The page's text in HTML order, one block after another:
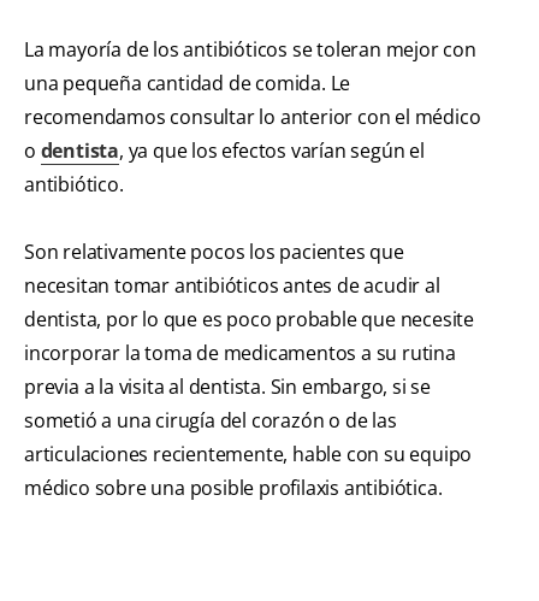
La mayoría de los antibióticos se toleran mejor con
una pequeña cantidad de comida. Le
recomendamos consultar lo anterior con el médico
o dentista, ya que los efectos varían según el
antibiótico.
Son relativamente pocos los pacientes que
necesitan tomar antibióticos antes de acudir al
dentista, por lo que es poco probable que necesite
incorporar la toma de medicamentos a su rutina
previa a la visita al dentista. Sin embargo, si se
sometió a una cirugía del corazón o de las
articulaciones recientemente, hable con su equipo
médico sobre una posible profilaxis antibiótica.